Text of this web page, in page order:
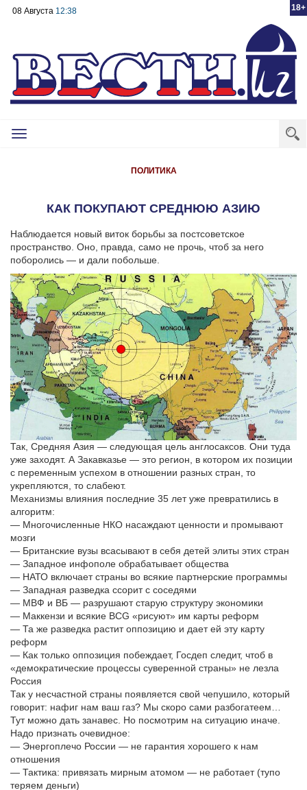
18+
08 Августа 12:38
Toggle
ПОЛИТИКА
КАК ПОКУПАЮТ СРЕДНЮЮ АЗИЮ
Наблюдается новый виток борьбы за постсоветское
пространство. Оно, правда, само не прочь, чтоб за него
поборолись — и дали побольше.
Так, Средняя Азия — следующая цель англосаксов. Они туда
уже заходят. А Закавказье — это регион, в котором их позиции
с переменным успехом в отношении разных стран, то
укрепляются, то слабеют.
Механизмы влияния последние 35 лет уже превратились в
алгоритм:
— Многочисленные НКО насаждают ценности и промывают
мозги
— Британские вузы всасывают в себя детей элиты этих стран
— Западное инфополе обрабатывает общества
— НАТО включает страны во всякие партнерские программы
— Западная разведка ссорит с соседями
— МВФ и ВБ — разрушают старую структуру экономики
— Маккензи и всякие BCG «рисуют» им карты реформ
— Та же разведка растит оппозицию и дает ей эту карту
реформ
— Как только оппозиция побеждает, Госдеп следит, чтоб в
«демократические процессы суверенной страны» не лезла
Россия
Так у несчастной страны появляется свой чепушило, который
говорит: нафиг нам ваш газ? Мы скоро сами разбогатеем…
Тут можно дать занавес. Но посмотрим на ситуацию иначе.
Надо признать очевидное:
— Энергоплечо России — не гарантия хорошего к нам
отношения
— Тактика: привязать мирным атомом — не работает (тупо
теряем деньги)